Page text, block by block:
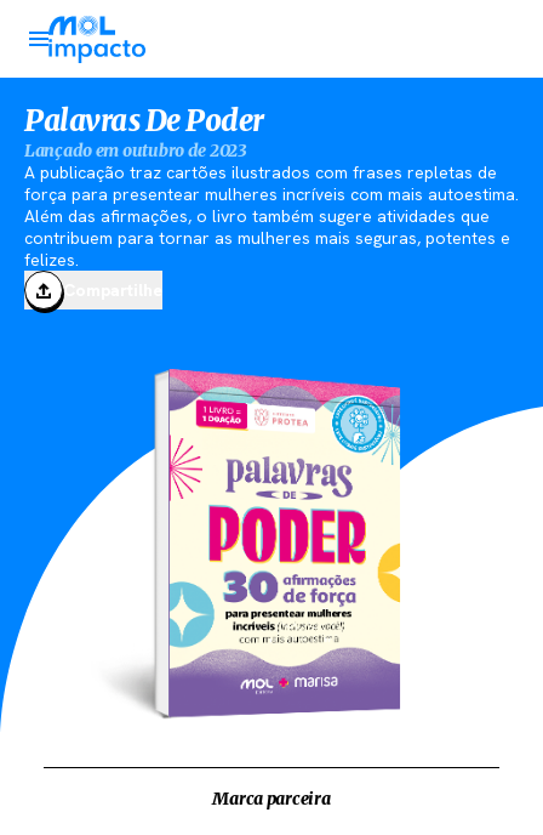
Palavras De Poder
Lançado em outubro de 2023
A publicação traz cartões ilustrados com frases repletas de
força para presentear mulheres incríveis com mais autoestima.
Além das afirmações, o livro também sugere atividades que
contribuem para tornar as mulheres mais seguras, potentes e
felizes.
Compartilhe
Marca parceira